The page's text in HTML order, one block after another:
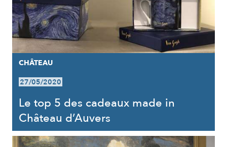
CHÂTEAU
27/05/2020
Le top 5 des cadeaux made in
Château d’Auvers